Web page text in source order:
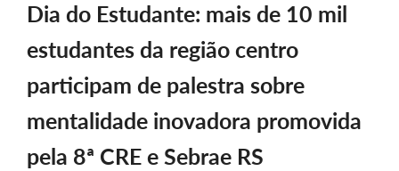
Dia do Estudante: mais de 10 mil
estudantes da região centro
participam de palestra sobre
mentalidade inovadora promovida
pela 8ª CRE e Sebrae RS